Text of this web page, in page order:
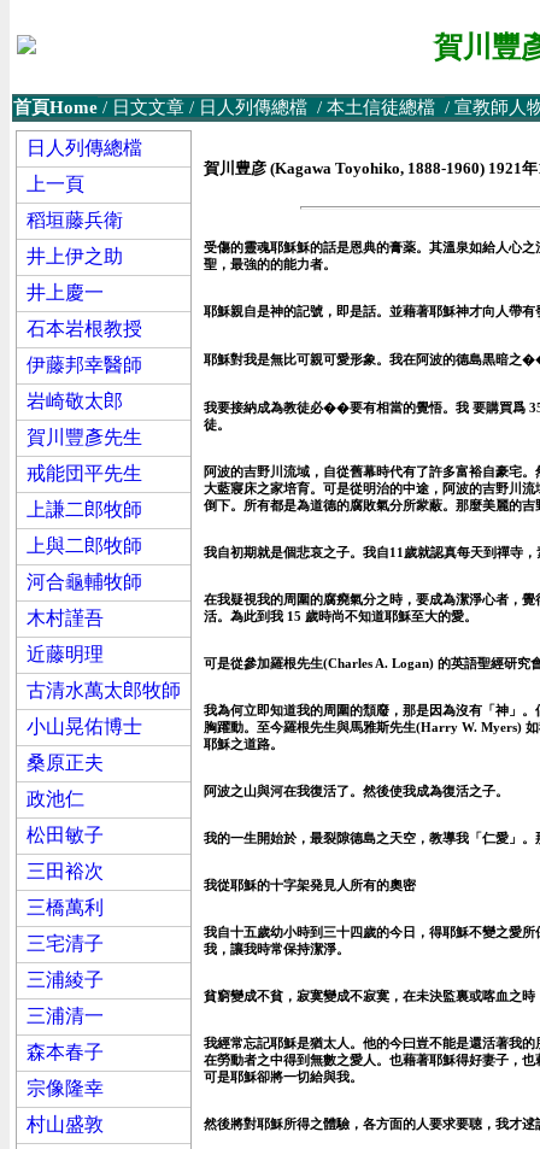
賀川豐
首頁Home / 日文文章 / 日人列傳總檔 / 本土信徒總檔 / 宣教師人
日人列傳總檔
上一頁
稻垣藤兵衛
井上伊之助
井上慶一
石本岩根教授
伊藤邦幸醫師
岩崎敬太郎
賀川豐彥先生
戒能団平先生
上謙二郎牧師
上與二郎牧師
河合龜輔牧師
木村謹吾
近藤明理
古清水萬太郎牧師
小山晃佑博士
桑原正夫
政池仁
松田敏子
三田裕次
三橋萬利
三宅清子
三浦綾子
三浦清一
森本春子
宗像隆幸
村山盛敦
賀川豊彦 (Kagawa Toyohiko, 1888-1960) 1921
受傷的靈魂耶穌穌的話是恩典的膏薬。其溫泉如給人心
聖，最強的的能力者。
耶穌親自是神的記號，即是話。並藉著耶穌神才向人帶
耶穌對我是無比可親可愛形象。我在阿波的德島黒暗
我要接納成為教徒必��要有相當的覺悟。我 要購買爲
徒。
阿波的吉野川流域，自從舊幕時代有了許多富裕自豪宅
大藍寢床之家培育。可是從明治的中途，阿波的吉野川
倒下。所有都是為道德的腐敗氣分所䝉蔽。那麼美麗的
我自初期就是個悲哀之子。我自11歲就認真每天到禪寺
在我疑視我的周圍的腐㾱氣分之時，要成為潔淨心者，
活。為此到我 15 歲時尚不知道耶穌至大的愛。
可是從參加羅根先生(Charles A. Logan) 的英語聖經研
我為何立即知道我的周圍的頹廢，那是因為沒有「神」
胸躍動。至今羅根先生與馬雅斯先生(Harry W. Myers)
耶穌之道路。
阿波之山與河在我復活了。然後使我成為復活之子。
我的一生開始於，最裂隙德島之天空，教導我「仁愛」
我從耶穌的十字架発見人所有的奧密
我自十五歲幼小時到三十四歲的今日，得耶穌不變之愛
我，讓我時常保持潔淨。
貧窮變成不貧，寂寞變成不寂寞，在未決監裏或喀血之
我經常忘記耶穌是猶太人。他的今曰豈不能是還活著我
在勞動者之中得到無數之愛人。也藉著耶穌得好妻子，
可是耶穌卻將一切給與我。
然後將對耶穌所得之體驗，各方面的人要求要聴，我才